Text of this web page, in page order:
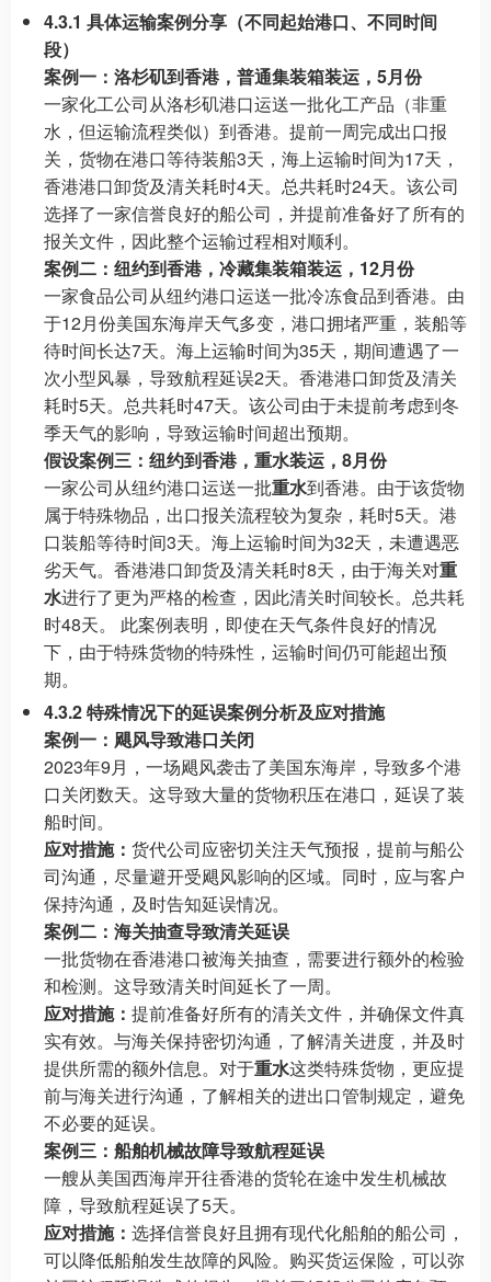
4.3.1 具体运输案例分享（不同起始港口、不同时间
段）
案例一：洛杉矶到香港，普通集装箱装运，5月份
一家化工公司从洛杉矶港口运送一批化工产品（非重
水，但运输流程类似）到香港。提前一周完成出口报
关，货物在港口等待装船3天，海上运输时间为17天，
香港港口卸货及清关耗时4天。总共耗时24天。该公司
选择了一家信誉良好的船公司，并提前准备好了所有的
报关文件，因此整个运输过程相对顺利。
案例二：纽约到香港，冷藏集装箱装运，12月份
一家食品公司从纽约港口运送一批冷冻食品到香港。由
于12月份美国东海岸天气多变，港口拥堵严重，装船等
待时间长达7天。海上运输时间为35天，期间遭遇了一
次小型风暴，导致航程延误2天。香港港口卸货及清关
耗时5天。总共耗时47天。该公司由于未提前考虑到冬
季天气的影响，导致运输时间超出预期。
假设案例三：纽约到香港，重水装运，8月份
一家公司从纽约港口运送一批重水到香港。由于该货物
属于特殊物品，出口报关流程较为复杂，耗时5天。港
口装船等待时间3天。海上运输时间为32天，未遭遇恶
劣天气。香港港口卸货及清关耗时8天，由于海关对重
水进行了更为严格的检查，因此清关时间较长。总共耗
时48天。 此案例表明，即使在天气条件良好的情况
下，由于特殊货物的特殊性，运输时间仍可能超出预
期。
4.3.2 特殊情况下的延误案例分析及应对措施
案例一：飓风导致港口关闭
2023年9月，一场飓风袭击了美国东海岸，导致多个港
口关闭数天。这导致大量的货物积压在港口，延误了装
船时间。
应对措施： 货代公司应密切关注天气预报，提前与船公
司沟通，尽量避开受飓风影响的区域。同时，应与客户
保持沟通，及时告知延误情况。
案例二：海关抽查导致清关延误
一批货物在香港港口被海关抽查，需要进行额外的检验
和检测。这导致清关时间延长了一周。
应对措施： 提前准备好所有的清关文件，并确保文件真
实有效。与海关保持密切沟通，了解清关进度，并及时
提供所需的额外信息。对于重水这类特殊货物，更应提
前与海关进行沟通，了解相关的进出口管制规定，避免
不必要的延误。
案例三：船舶机械故障导致航程延误
一艘从美国西海岸开往香港的货轮在途中发生机械故
障，导致航程延误了5天。
应对措施： 选择信誉良好且拥有现代化船舶的船公司，
可以降低船舶发生故障的风险。购买货运保险，可以弥